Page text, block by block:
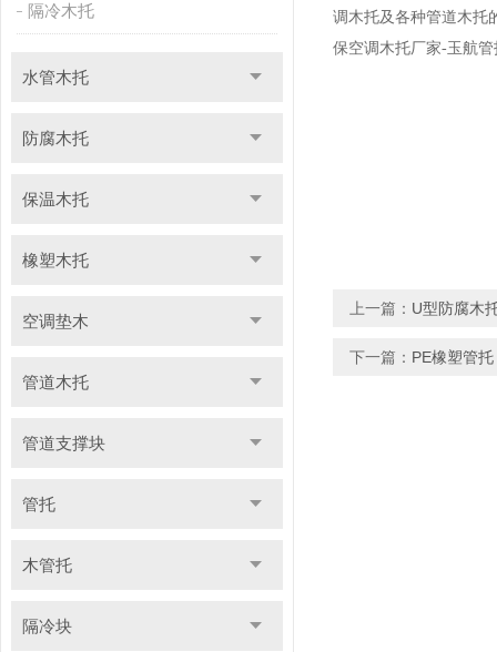
隔冷木托
水管木托
防腐木托
保温木托
橡塑木托
空调垫木
管道木托
管道支撑块
管托
木管托
隔冷块
调木托及各种管道木托
保空调木托厂家-玉航
上一篇： U型防腐木
下一篇： PE橡塑管